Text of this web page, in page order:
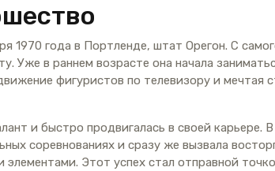
1970 года в Портленде, штат Орегон. С
Уже в раннем возрасте она начала
фигуристов по телевизору и мечтая
и быстро продвигалась в своей карьере. В
соревнованиях и сразу же вызвала
Этот успех стал отправной